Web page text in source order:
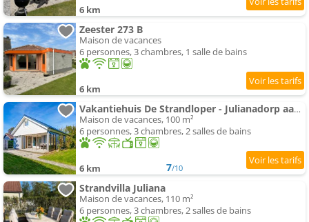
6 km
Zeester 273 B
Maison de vacances
6 personnes, 3 chambres, 1 salle de bains
6 km
Vakantiehuis De Strandloper - Julianadorp aan Zee
Maison de vacances, 100 m²
6 personnes, 3 chambres, 2 salles de bains
6 km 7/10
Strandvilla Juliana
Maison de vacances, 110 m²
6 personnes, 3 chambres, 2 salles de bains